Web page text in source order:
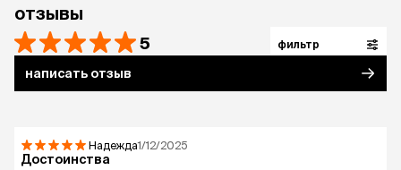
отзывы
5 фильтр
написать отзыв
Надежда1/12/2025
Достоинства